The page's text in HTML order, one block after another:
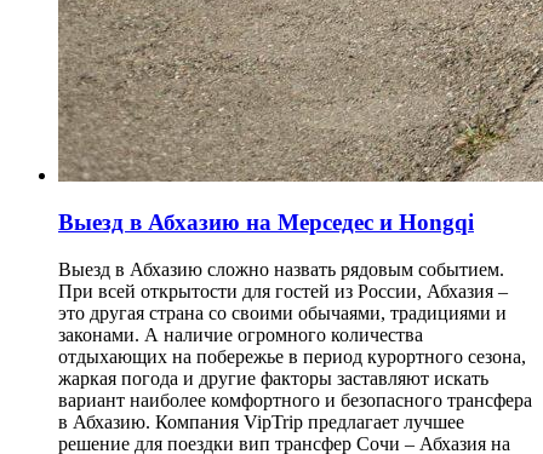
Выезд в Абхазию на Мерседес и Hongqi
Выезд в Абхазию сложно назвать рядовым событием.
При всей открытости для гостей из России, Абхазия –
это другая страна со своими обычаями, традициями и
законами. А наличие огромного количества
отдыхающих на побережье в период курортного сезона,
жаркая погода и другие факторы заставляют искать
вариант наиболее комфортного и безопасного трансфера
в Абхазию. Компания VipTrip предлагает лучшее
решение для поездки вип трансфер Сочи – Абхазия на